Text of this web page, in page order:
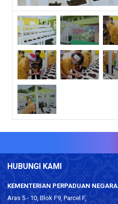
HUBUNGI KAMI
KEMENTERIAN PERPADUAN NEGARA
Aras 5 - 10, Blok F9, Parcel F,